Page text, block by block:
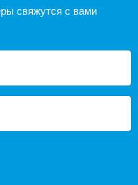
свяжутся с вами